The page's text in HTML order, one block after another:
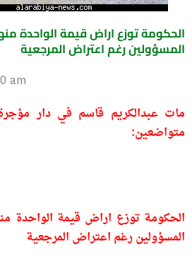
المسؤولين رغم اعتراض المرجعية
am
مات عبدالكريم قاسم في دار
متواضعين:
المسؤولين رغم اعتراض المرجعية